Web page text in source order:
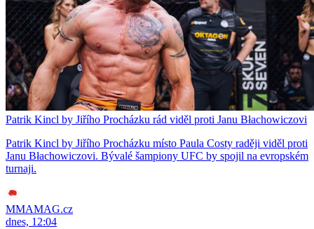
Patrik Kincl by Jiřího Procházku rád viděl proti Janu Błachowiczovi
Patrik Kincl by Jiřího Procházku místo Paula Costy raději viděl proti
Janu Błachowiczovi. Bývalé šampiony UFC by spojil na evropském
turnaji.
MMAMAG.cz
dnes, 12:04